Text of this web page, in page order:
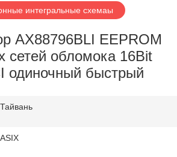
интегральные схемаы
AX88796BLI EEPROM
сетей обломока 16Bit
одиночный быстрый
Тайвань
ASIX